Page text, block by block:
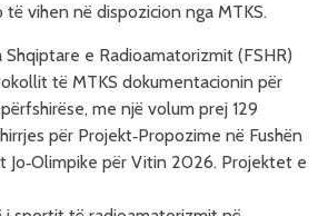
vihen në dispozicion nga MTKS.
Shqiptare e Radioamatorizmit (FSHR)
të MTKS dokumentacionin për
me një volum prej 129
për Projekt‑Propozime në Fushën
Jo‑Olimpike për Vitin 2026. Projektet e